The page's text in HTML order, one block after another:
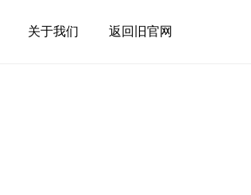
关于我们 返回旧官网